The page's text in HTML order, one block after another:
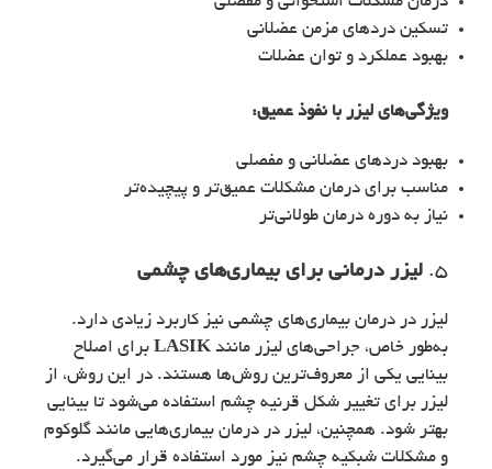
تسکین دردهای مزمن عضلانی
بهبود عملکرد و توان عضلات
ویژگی‌های لیزر با نفوذ عمیق:
بهبود دردهای عضلانی و مفصلی
مناسب برای درمان مشکلات عمیق‌تر و پیچیده‌تر
نیاز به دوره درمان طولانی‌تر
5. لیزر درمانی برای بیماری‌های چشمی
لیزر در درمان بیماری‌های چشمی نیز کاربرد زیادی دارد.
به‌طور خاص، جراحی‌های لیزر مانند LASIK برای اصلاح
بینایی یکی از معروف‌ترین روش‌ها هستند. در این روش، از
لیزر برای تغییر شکل قرنیه چشم استفاده می‌شود تا بینایی
بهتر شود. همچنین، لیزر در درمان بیماری‌هایی مانند گلوکوم
و مشکلات شبکیه چشم نیز مورد استفاده قرار می‌گیرد.